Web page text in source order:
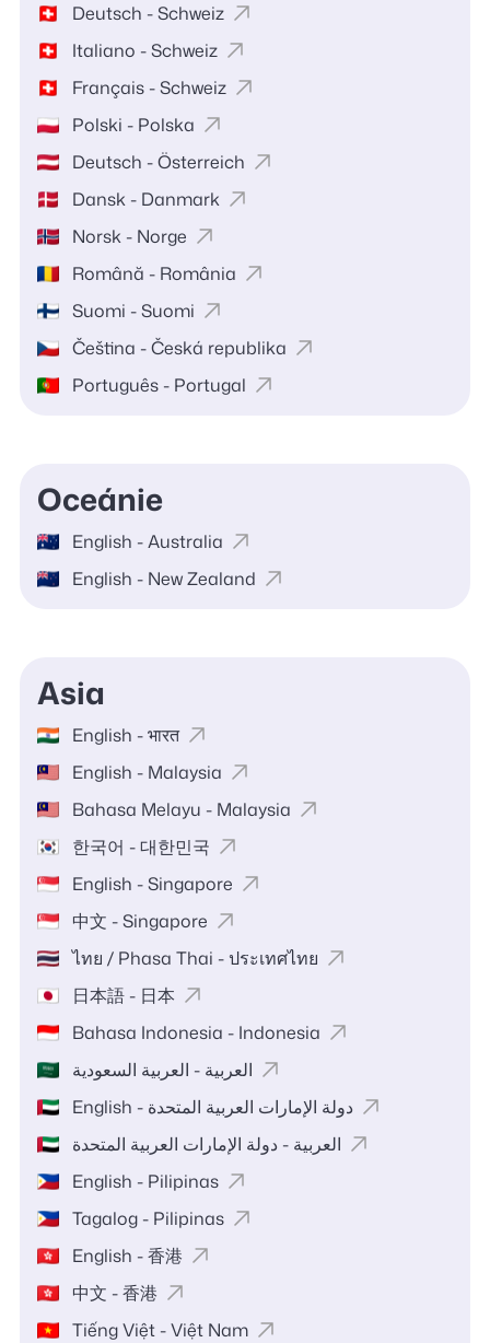
Deutsch - Schweiz
Italiano - Schweiz
Français - Schweiz
Polski - Polska
Deutsch - Österreich
Dansk - Danmark
Norsk - Norge
Română - România
Suomi - Suomi
Čeština - Česká republika
Português - Portugal
Oceánie
English - Australia
English - New Zealand
Asia
English - भारत
English - Malaysia
Bahasa Melayu - Malaysia
한국어 - 대한민국
English - Singapore
中文 - Singapore
ไทย / Phasa Thai - ประเทศไทย
日本語 - 日本
Bahasa Indonesia - Indonesia
العربية - العربية السعودية
English - دولة الإمارات العربية المتحدة
العربية - دولة الإمارات العربية المتحدة
English - Pilipinas
Tagalog - Pilipinas
English - 香港
中文 - 香港
Tiếng Việt - Việt Nam